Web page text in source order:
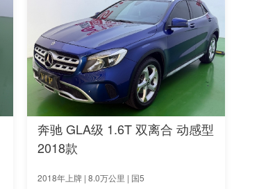
奔驰 GLA级 1.6T 双离合 动感型
2018款
2018年上牌 | 8.0万公里 | 国5